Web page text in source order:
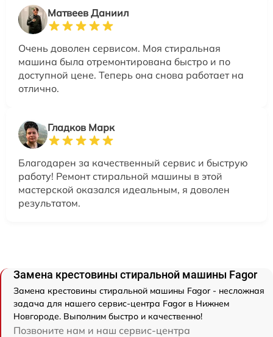
Матвеев Даниил
Очень доволен сервисом. Моя стиральная
машина была отремонтирована быстро и по
доступной цене. Теперь она снова работает на
отлично.
Гладков Марк
Благодарен за качественный сервис и быструю
работу! Ремонт стиральной машины в этой
мастерской оказался идеальным, я доволен
результатом.
Замена крестовины стиральной машины Fagor
Замена крестовины стиральной машины Fagor - несложная
задача для нашего сервис-центра Fagor в Нижнем
Новгороде. Выполним быстро и качественно!
Позвоните нам и наш сервис-центра